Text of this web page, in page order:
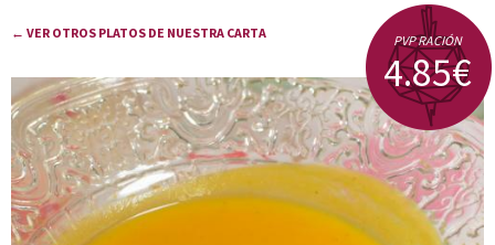
Sanare cocina + nutrición en Almería
← VER OTROS PLATOS DE NUESTRA CARTA PVP RACIÓN
4.85€